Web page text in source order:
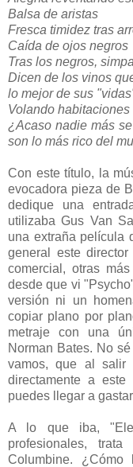
Balsa de aristas
Fresca timidez tras
Caída de ojos negros
Tras los negros,
Dicen de los vinos
lo mejor de sus
Volando
¿Acaso nadie más
son lo más rico del
Con este título, la
evocadora pieza de
dedique una
utilizaba Gus Van
una extraña película
general este
comercial, otras
desde que vi
versión ni un
copiar plano por
metraje con una
Norman Bates. No
vamos, que al salir
directamente a
puedes llegar a
A lo que iba,
profesionales,
Columbine.